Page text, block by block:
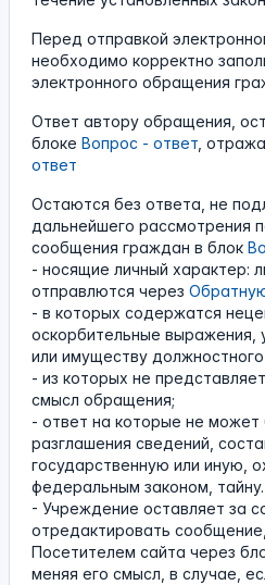
Перед отправкой
необходимо корректно
электронного обращения
Ответ автору обращения,
блоке Вопрос - ответ ,
ответ
Остаются без ответа, не
дальнейшего рассмотрения
сообщения граждан в блок
- носящие личный характер:
отправлются через
- в которых содержатся
оскорбительные выражения,
или имуществу
- из которых не
смысл обращения;
- ответ на которые не может
разглашения сведений,
государственную или иную,
федеральным законом, тайну.
- Учреждение оставляет за
отредактировать
Посетителем сайта через
меняя его смысл, в случае,